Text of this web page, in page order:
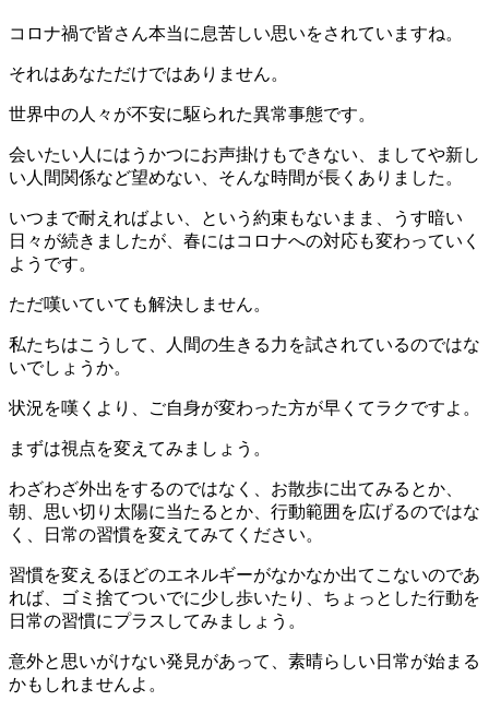
コロナ禍で皆さん本当に息苦しい思いをされていますね。
それはあなただけではありません。
世界中の人々が不安に駆られた異常事態です。
会いたい人にはうかつにお声掛けもできない、ましてや新し
い人間関係など望めない、そんな時間が長くありました。
いつまで耐えればよい、という約束もないまま、うす暗い
日々が続きましたが、春にはコロナへの対応も変わっていく
ようです。
ただ嘆いていても解決しません。
私たちはこうして、人間の生きる力を試されているのではな
いでしょうか。
状況を嘆くより、ご自身が変わった方が早くてラクですよ。
まずは視点を変えてみましょう。
わざわざ外出をするのではなく、お散歩に出てみるとか、
朝、思い切り太陽に当たるとか、行動範囲を広げるのではな
く、日常の習慣を変えてみてください。
習慣を変えるほどのエネルギーがなかなか出てこないのであ
れば、ゴミ捨てついでに少し歩いたり、ちょっとした行動を
日常の習慣にプラスしてみましょう。
意外と思いがけない発見があって、素晴らしい日常が始まる
かもしれませんよ。